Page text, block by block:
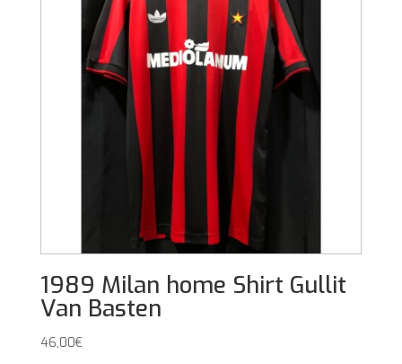
1989 Milan home Shirt Gullit
Van Basten
46,00€